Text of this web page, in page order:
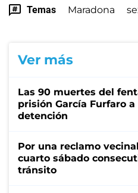
Temas Maradona
Ver más
Las 90 muertes del
prisión García Furfaro
detención
Por una reclamo
cuarto sábado
tránsito